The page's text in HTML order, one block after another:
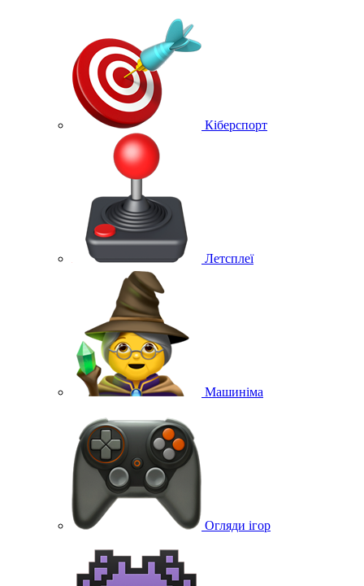
Кіберспорт
Летсплеї
Машиніма
Огляди ігор